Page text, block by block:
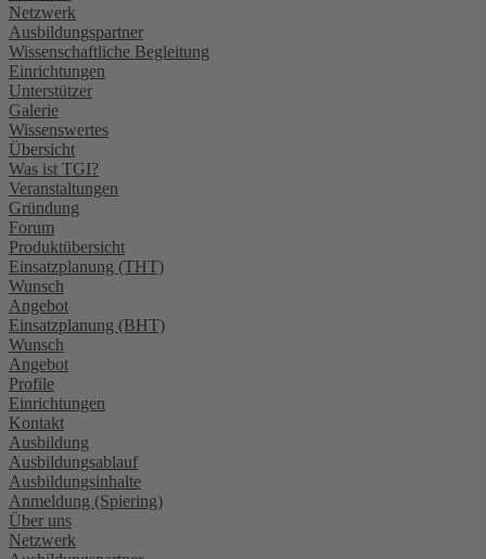
Netzwerk
Ausbildungspartner
Wissenschaftliche Begleitung
Einrichtungen
Unterstützer
Galerie
Wissenswertes
Übersicht
Was ist TGI?
Veranstaltungen
Gründung
Forum
Produktübersicht
Einsatzplanung (THT)
Wunsch
Angebot
Einsatzplanung (BHT)
Wunsch
Angebot
Profile
Einrichtungen
Kontakt
Ausbildung
Ausbildungsablauf
Ausbildungsinhalte
Anmeldung (Spiering)
Über uns
Netzwerk